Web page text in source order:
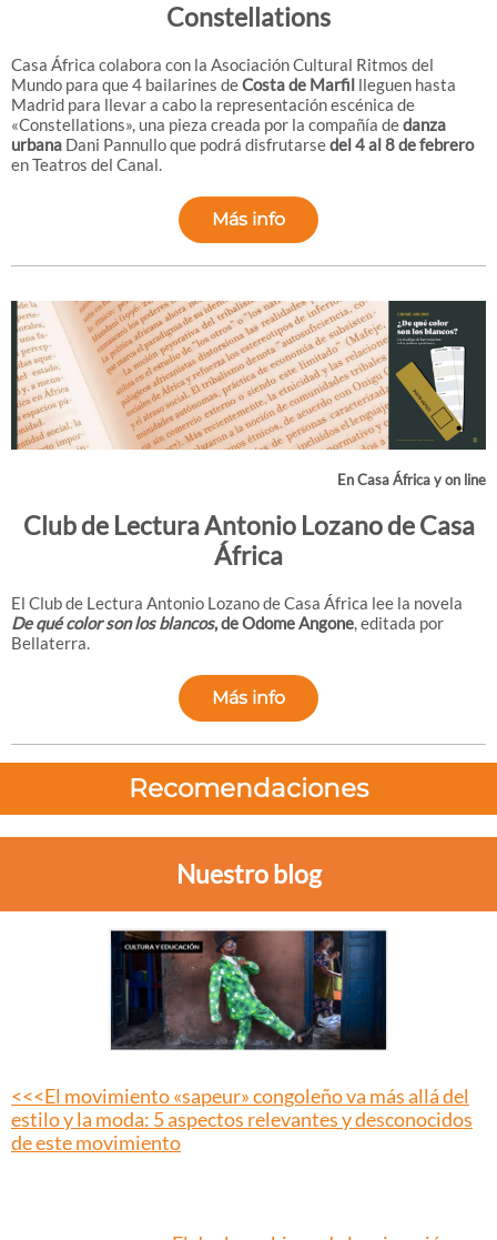
Constellations
Casa África colabora con la Asociación Cultural Ritmos del
Mundo para que 4 bailarines deCosta de Marfil lleguen hasta
Madrid para llevar a cabo la representación escénica de
«Constellations», una pieza creada por la compañía dedanza
urbana Dani Pannullo que podrá disfrutarsedel 4 al 8 de febrero
en Teatros del Canal.
Más info
En Casa África y on line
Club de Lectura Antonio Lozano de Casa
África
El Club de Lectura Antonio Lozano de Casa África lee la novela
De qué color son los blancos, de Odome Angone, editada por
Bellaterra.
Más info
Recomendaciones
Nuestro blog
<<<El movimiento «sapeur» congoleño va más allá del
estilo y la moda: 5 aspectos relevantes y desconocidos
de este movimiento